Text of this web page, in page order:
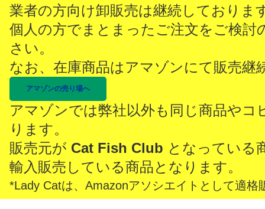
業者の方向け卸販売は継続しておりま
個人の方でまとまったご注文をご検討
さい。
なお、在庫商品はアマゾンにて販売継
アマゾンの売り場へ
アマゾンでは弊社以外も同じ商品やコ
ります。
販売元が Cat Fish Club となっている
輸入販売している商品となります。
*Lady Catは、Amazonアソシエイトとして適格